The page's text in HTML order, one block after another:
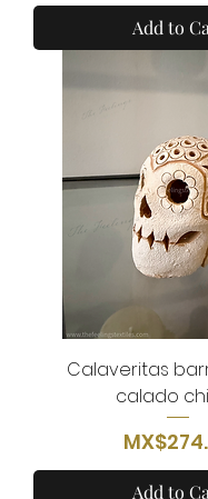
Add to
Calaveritas
calado
Price
Add to